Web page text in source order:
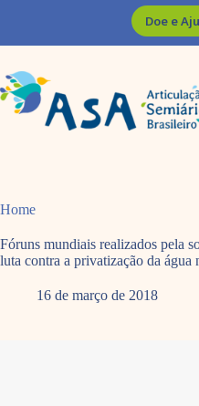
Doe e
Home
Fóruns mundiais realizados pela
luta contra a privatização da água
16 de março de 2018